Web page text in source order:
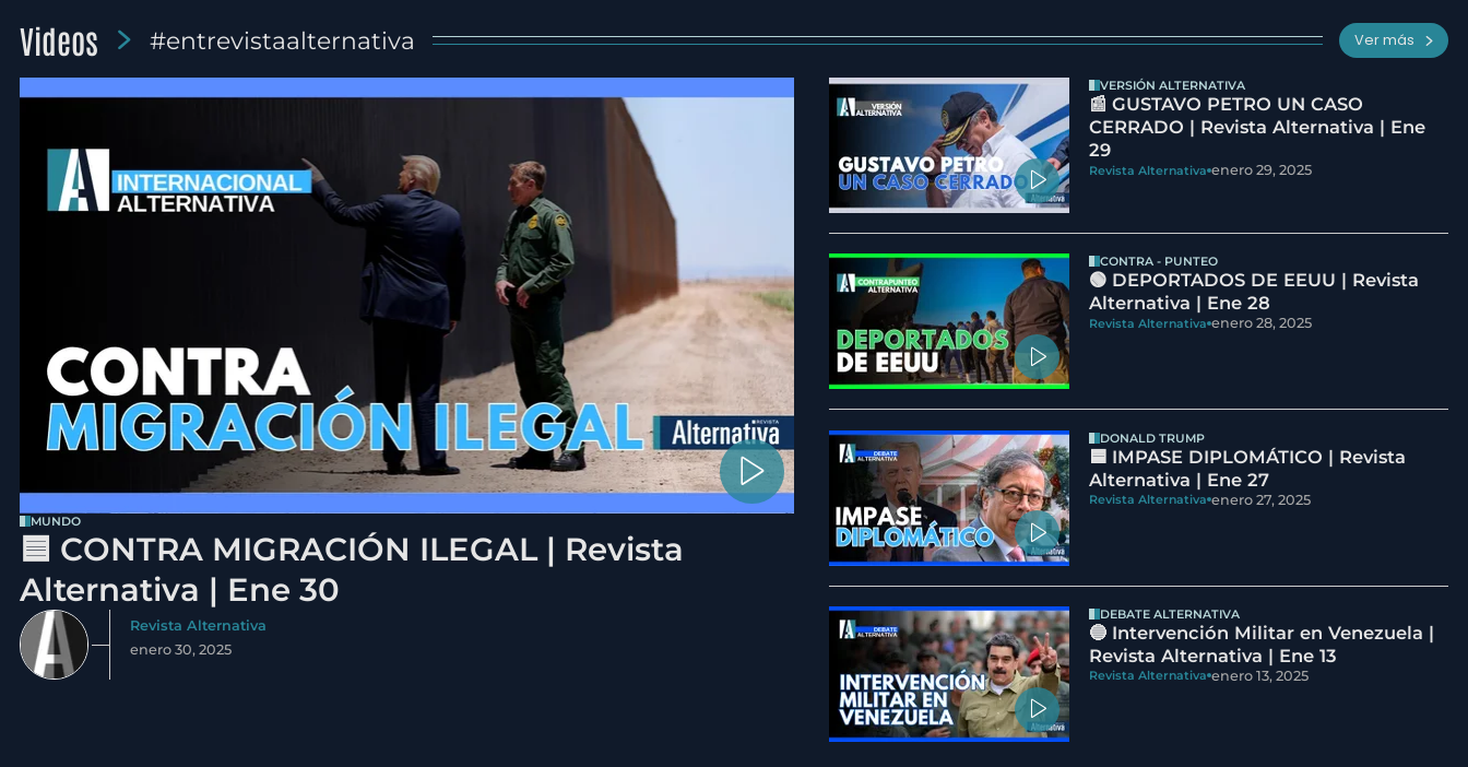
Videos #entrevistaalternativa Ver más
MUNDO
🟦 CONTRA MIGRACIÓN ILEGAL | Revista
Alternativa | Ene 30
Revista Alternativa
enero 30, 2025
VERSIÓN ALTERNATIVA
📰 GUSTAVO PETRO UN CASO
CERRADO | Revista Alternativa | Ene
29
Revista Alternativa enero 29, 2025
CONTRA - PUNTEO
🟢 DEPORTADOS DE EEUU | Revista
Alternativa | Ene 28
Revista Alternativa enero 28, 2025
DONALD TRUMP
🟦 IMPASE DIPLOMÁTICO | Revista
Alternativa | Ene 27
Revista Alternativa enero 27, 2025
DEBATE ALTERNATIVA
🔵 Intervención Militar en Venezuela |
Revista Alternativa | Ene 13
Revista Alternativa enero 13, 2025